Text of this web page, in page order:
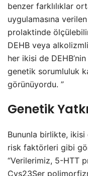
benzer farklılıklar
uygulamasına
prolaktinde
DEHB veya
her ikisi de
genetik sorumluluk
görünüyordu. ”
Genetik
Bununla birlikte,
risk faktörleri gibi
“Verilerimiz, 5-HTT
Cys23Ser